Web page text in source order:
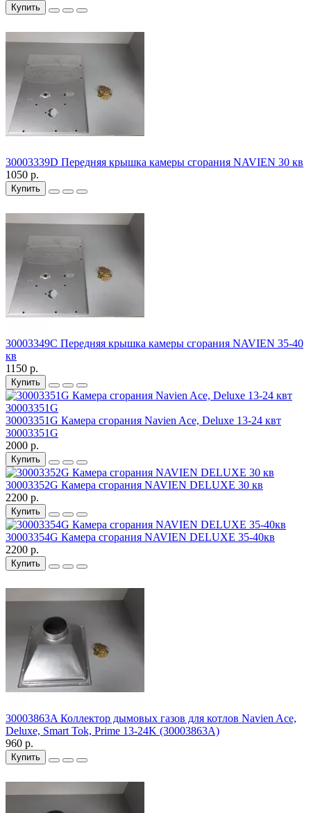
Купить
30003339D Передняя крышка камеры сгорания NAVIEN 30 кв
1050 р.
Купить
30003349C Передняя крышка камеры сгорания NAVIEN 35-40
кв
1150 р.
Купить
30003351G Камера сгорания Navien Ace, Deluxe 13-24 квт
30003351G
2000 р.
Купить
30003352G Камера сгорания NAVIEN DELUXE 30 кв
2200 р.
Купить
30003354G Камера сгорания NAVIEN DELUXE 35-40кв
2200 р.
Купить
30003863A Коллектор дымовых газов для котлов Navien Ace,
Deluxe, Smart Tok, Prime 13-24K (30003863A)
960 р.
Купить